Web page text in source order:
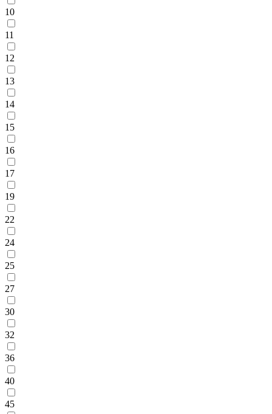
10
11
12
13
14
15
16
17
19
22
24
25
27
30
32
36
40
45